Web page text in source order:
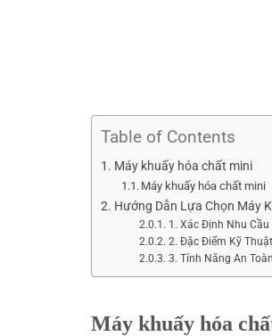
Table of Contents
Máy khuấy hóa chất mini
Máy khuấy hóa chất mini
Hướng Dẫn Lựa Chọn Máy
1. Xác Định Nhu Cầu
2. Đặc Điểm Kỹ Thuật
3. Tính Năng An Toàn
Máy khuấy hóa